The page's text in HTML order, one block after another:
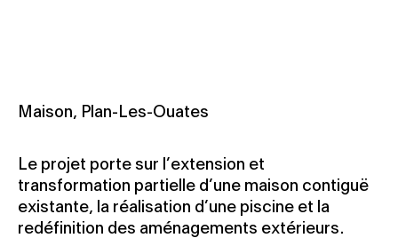
Maison, Plan-Les-Ouates
Le projet porte sur l’extension et
transformation partielle d’une maison contiguë
existante, la réalisation d’une piscine et la
redéfinition des aménagements extérieurs.